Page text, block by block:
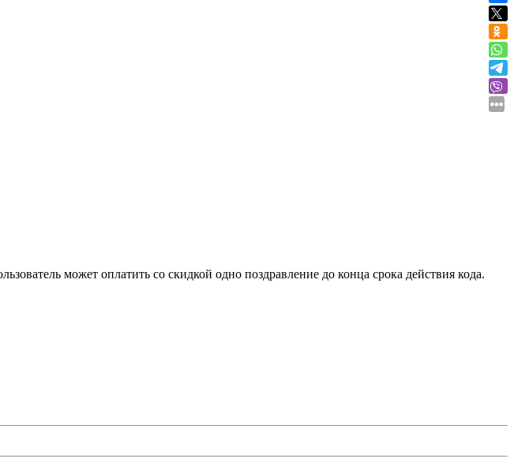
может оплатить со скидкой одно поздравление до конца срока действия кода.